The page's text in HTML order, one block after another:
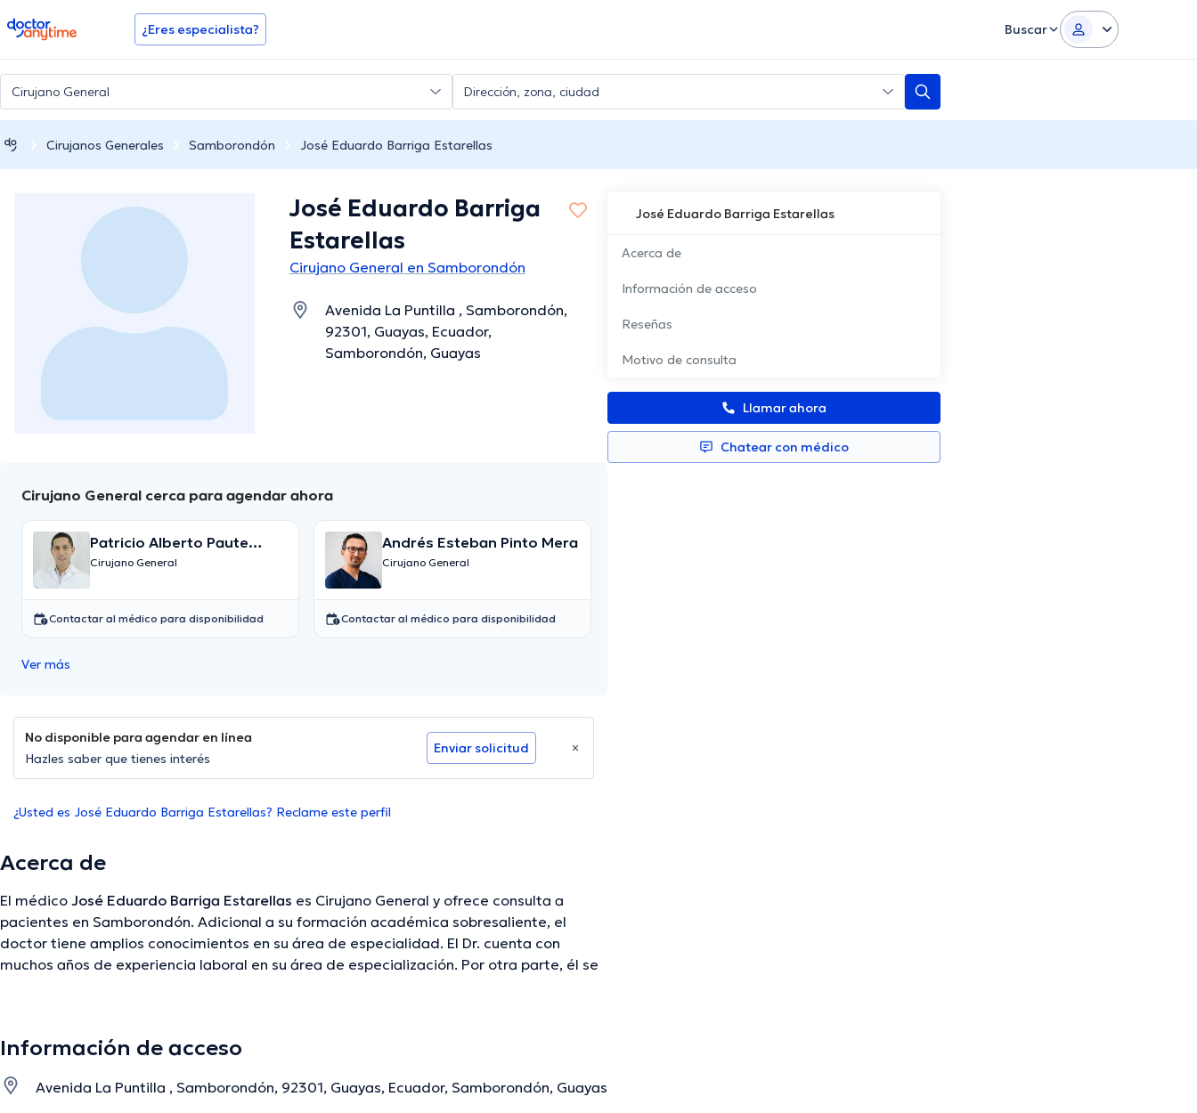
doctoranytime ¿Eres especialista? Buscar
Cirujanos Generales Samborondón José Eduardo Barriga Estarellas
José Eduardo Barriga Estarellas
Acerca de
Información de acceso
Reseñas
Motivo de consulta
Llamar ahora
Chatear con médico
José Eduardo Barriga
Estarellas
Cirujano General en Samborondón
Avenida La Puntilla , Samborondón,
92301, Guayas, Ecuador,
Samborondón, Guayas
Cirujano General cerca para agendar ahora
Patricio Alberto Paute
Vallejo
Cirujano General
Contactar al médico para disponibilidad
Andrés Esteban Pinto Mera
Cirujano General
Contactar al médico para disponibilidad
Ver más
No disponible para agendar en línea
Hazles saber que tienes interés
Enviar solicitud
¿Usted es José Eduardo Barriga Estarellas? Reclame este perfil
Acerca de
El médico José Eduardo Barriga Estarellas es Cirujano General y ofrece consulta a
pacientes en Samborondón. Adicional a su formación académica sobresaliente, el
doctor tiene amplios conocimientos en su área de especialidad. El Dr. cuenta con
muchos años de experiencia laboral en su área de especialización. Por otra parte, él se
comunicados.
Información de acceso
Avenida La Puntilla , Samborondón, 92301, Guayas, Ecuador, Samborondón, Guayas